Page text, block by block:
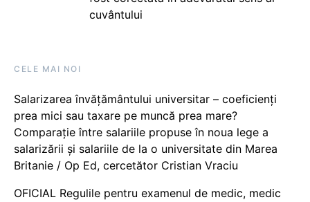
cuvântului
CELE MAI NOI
Salarizarea învățământului universitar – coeficienți
prea mici sau taxare pe muncă prea mare?
Comparație între salariile propuse în noua lege a
salarizării și salariile de la o universitate din Marea
Britanie / Op Ed, cercetător Cristian Vraciu
OFICIAL Regulile pentru examenul de medic, medic